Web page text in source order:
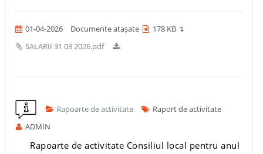
01-04-2026 Documente atașate
178 KB ↴
SALARII 31 03 2026.pdf
Rapoarte de activitate
Raport de activitate
ADMIN
Rapoarte de activitate Consiliul local pentru anul